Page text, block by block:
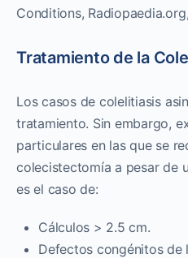
Conditions,
Tratamiento de la
Los casos de colelitiasis
tratamiento. Sin embargo,
particulares en las que se
colecistectomía a pesar de
es el caso de:
Cálculos > 2.5 cm.
Defectos congénitos de